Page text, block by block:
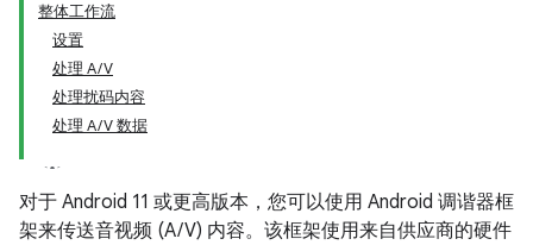
整体工作流
设置
处理 A/V
处理扰码内容
处理 A/V 数据
对于 Android 11 或更高版本，您可以使用 Android 调谐器框
架来传送音视频 (A/V) 内容。该框架使用来自供应商的硬件